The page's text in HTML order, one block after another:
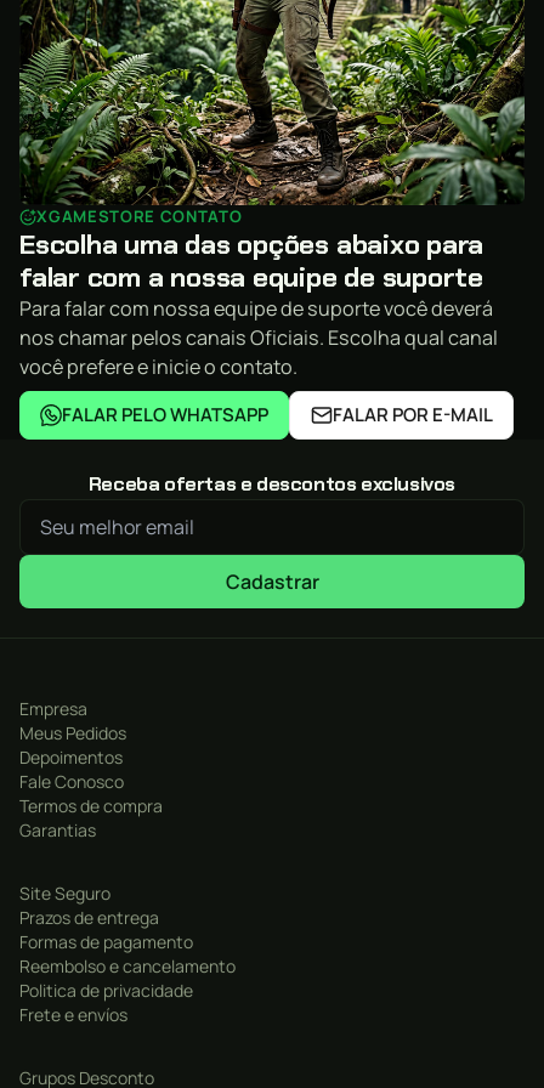
XGAMESTORE CONTATO
Escolha uma das opções abaixo para
falar com a nossa equipe de suporte
Para falar com nossa equipe de suporte você deverá
nos chamar pelos canais Oficiais. Escolha qual canal
você prefere e inicie o contato.
FALAR PELO WHATSAPP FALAR POR E-MAIL
Receba ofertas e descontos exclusivos
Cadastrar
Empresa
Meus Pedidos
Depoimentos
Fale Conosco
Termos de compra
Garantias
Site Seguro
Prazos de entrega
Formas de pagamento
Reembolso e cancelamento
Politica de privacidade
Frete e envíos
Grupos Desconto